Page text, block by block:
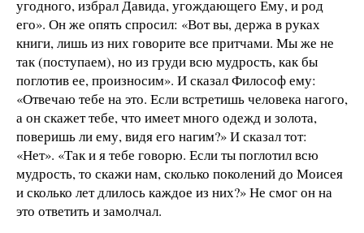
угодного, избрал Давида, угождающего Ему, и род
его». Он же опять спросил: «Вот вы, держа в руках
книги, лишь из них говорите все притчами. Мы же не
так (поступаем), но из груди всю мудрость, как бы
поглотив ее, произносим». И сказал Философ ему:
«Отвечаю тебе на это. Если встретишь человека нагого,
а он скажет тебе, что имеет много одежд и золота,
поверишь ли ему, видя его нагим?» И сказал тот:
«Нет». «Так и я тебе говорю. Если ты поглотил всю
мудрость, то скажи нам, сколько поколений до Моисея
и сколько лет длилось каждое из них?» Не смог он на
это ответить и замолчал.